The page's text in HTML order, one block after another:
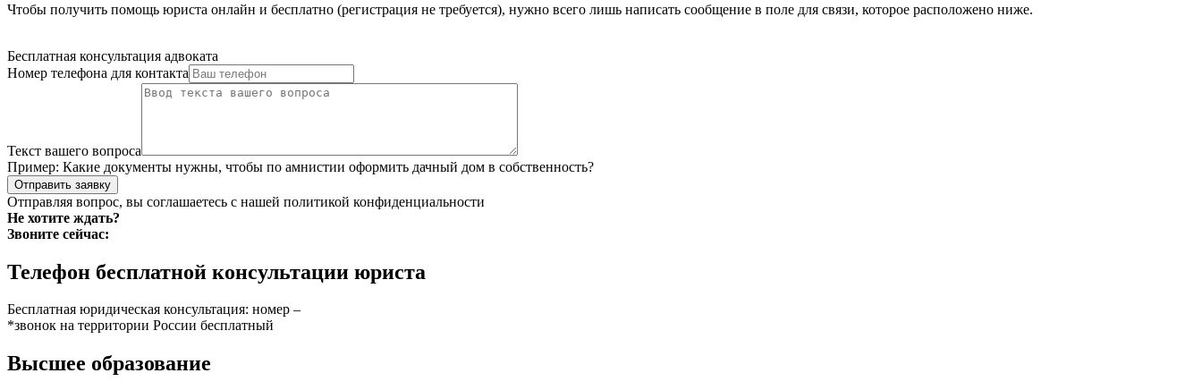
Чтобы получить помощь юриста онлайн и бесплатно (регистрация не требуется), нужно всего лишь написать сообщение в поле для связи, которое расположено ниже.
Бесплатная консультация адвоката
Номер телефона для контакта
Текст вашего вопроса
Пример: Какие документы нужны, чтобы по амнистии оформить дачный дом в собственность?
Отправить заявку
Отправляя вопрос, вы соглашаетесь с нашей политикой конфиденциальности
Не хотите ждать?
Звоните сейчас:
Телефон бесплатной консультации юриста
Бесплатная юридическая консультация: номер –
*звонок на территории России бесплатный
Высшее образование